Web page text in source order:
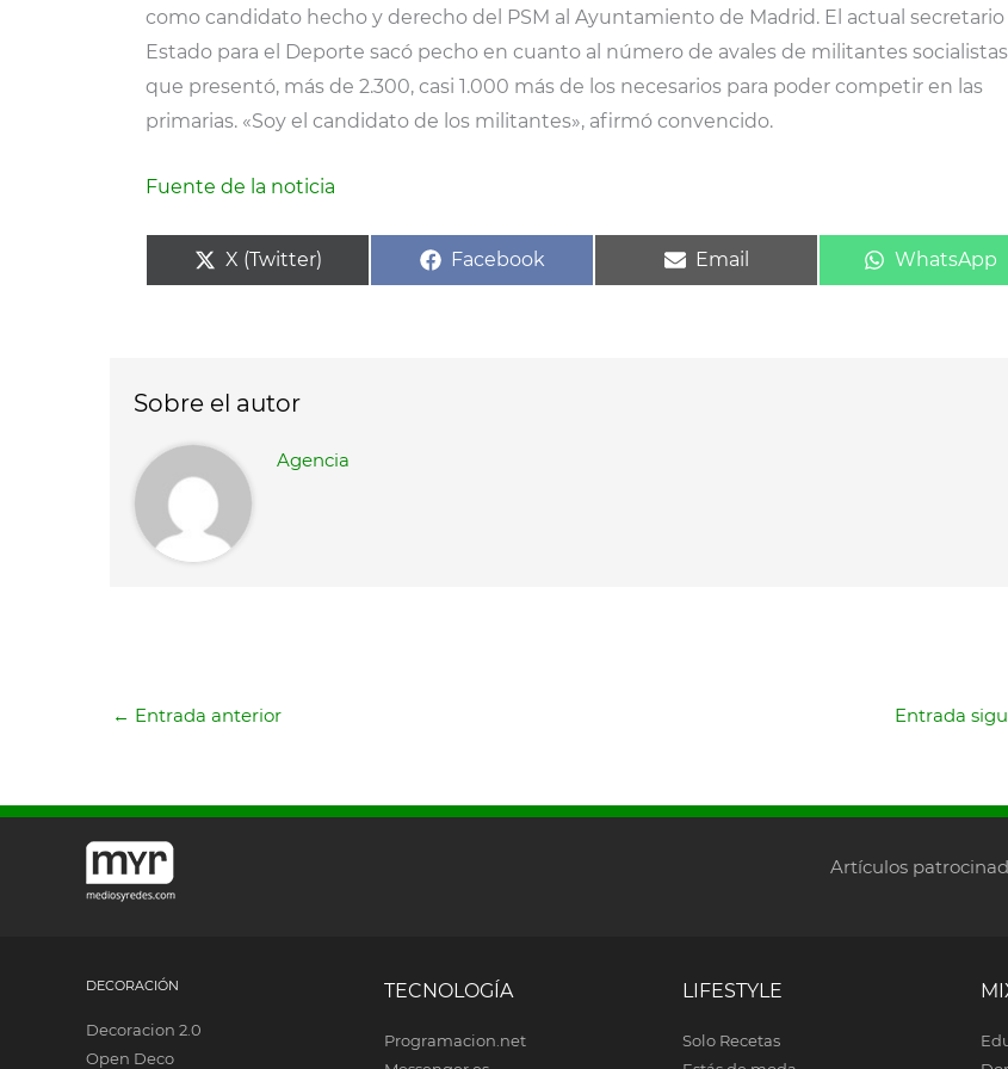
como candidato hecho y derecho del PSM al Ayuntamiento de Madrid. El actual secretario
Estado para el Deporte sacó pecho en cuanto al número de avales de militantes socialistas
que presentó, más de 2.300, casi 1.000 más de los necesarios para poder competir en las
primarias. «Soy el candidato de los militantes», afirmó convencido.
Fuente de la noticia
Compartir
X (Twitter)
Compartir
Facebook
Compartir
Email
Compartir
WhatsApp
Sobre el autor
Agencia
← Entrada anterior Entrada
Artículos
DECORACIÓN
Decoracion 2.0
Open Deco
TECNOLOGÍA
Programacion.net
LIFESTYLE
Solo Recetas